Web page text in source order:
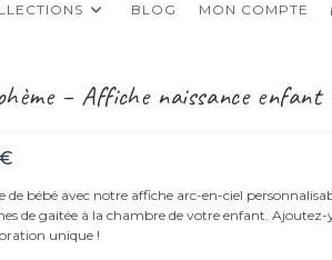
BLOG MON COMPTE
– Affiche naissance enfant
€
bébé avec notre affiche arc-en-ciel
de gaitée à la chambre de votre enfant.
unique !